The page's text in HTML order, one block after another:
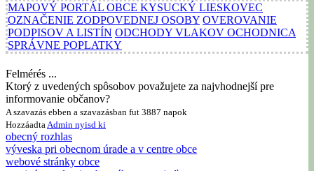
MAPOVÝ PORTÁL OBCE KYSUCKÝ LIESKOVEC
OZNAČENIE ZODPOVEDNEJ OSOBY OVEROVANIE
PODPISOV A LISTÍN ODCHODY VLAKOV OCHODNICA
SPRÁVNE POPLATKY
Felmérés ...
Ktorý z uvedených spôsobov považujete za najvhodnejší pre
informovanie občanov?
A szavazás ebben a szavazásban fut 3887 napok
Hozzáadta Admin nyisd ki
obecný rozhlas
výveska pri obecnom úrade a v centre obce
webové stránky obce